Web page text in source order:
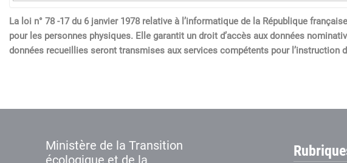
La loi n° 78 -17 du 6 janvier 1978 relative à l’informatique de la République
pour les personnes physiques. Elle garantit un droit d’accès aux données
données recueillies seront transmises aux services compétents pour l’instruction
Ministère de la Transition
écologique et de la